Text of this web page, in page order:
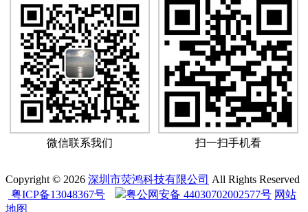
微信联系我们 扫一扫手机看
Copyright © 2026 深圳市荧鸿科技有限公司 All Rights Reserved
粤ICP备13048367号
粤公网安备 44030702002577号 网站
地图